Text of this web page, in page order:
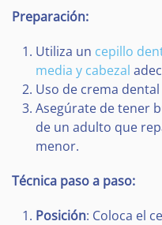
Preparación:
Utiliza un cepillo
media y cabezal
Uso de crema
Asegúrate de tener
de un adulto que
menor.
Técnica paso a paso:
Posición: Coloca el